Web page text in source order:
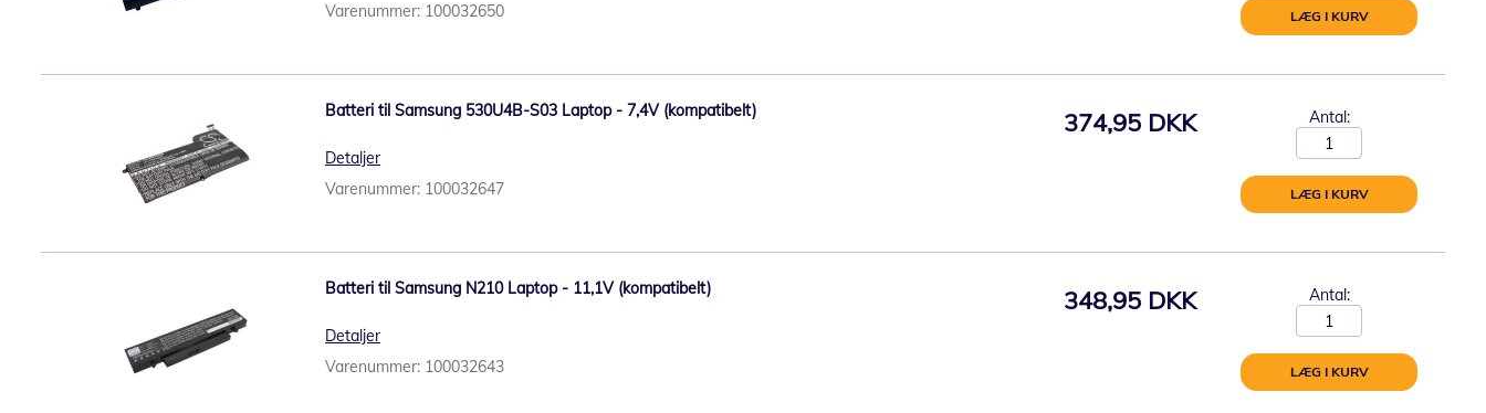
Varenummer: 100032650
LÆG I KURV
Batteri til Samsung 530U4B-S03 Laptop - 7,4V (kompatibelt)
Detaljer
Varenummer: 100032647
374,95 DKK Antal:
LÆG I KURV
Batteri til Samsung N210 Laptop - 11,1V (kompatibelt)
Detaljer
Varenummer: 100032643
348,95 DKK Antal:
LÆG I KURV